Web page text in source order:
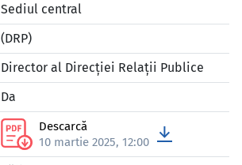
Sediul central
(DRP)
Director al Direcției Relații Publice
Da
Descarcă
10 martie 2025, 12:00